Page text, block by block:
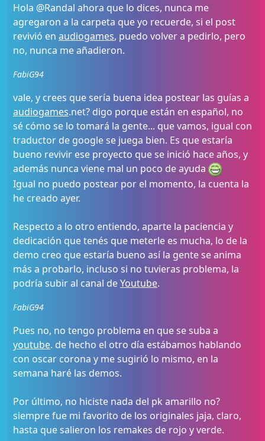
Hola @Randal ahora que lo dices, nunca me
agregaron a la carpeta que yo recuerde, si el post
revivió en audiogames, puedo volver a pedirlo, pero
no, nunca me añadieron.
FabiG94
vale, y crees que sería buena idea postear las guías a
audiogames.net? digo porque están en español, no
sé cómo se lo tomará la gente... que vamos, igual con
traductor de google se juega bien. Es que estaría
bueno revivir ese proyecto que se inició hace años, y
además nunca viene mal un poco de ayuda
Igual no puedo postear por el momento, la cuenta la
he creado ayer.
Respecto a lo otro entiendo, aparte la paciencia y
dedicación que tenés que meterle es mucha, lo de la
demo creo que estaría bueno así la gente se anima
más a probarlo, incluso si no tuvieras problema, la
podría subir al canal deYoutube.
FabiG94
Pues no, no tengo problema en que se suba a
youtube. de hecho el otro día estábamos hablando
con oscar corona y me sugirió lo mismo, en la
semana haré las demos.
Por último, no hiciste nada del pk amarillo no?
siempre fue mi favorito de los originales jaja, claro,
hasta que salieron los remakes de rojo y verde.